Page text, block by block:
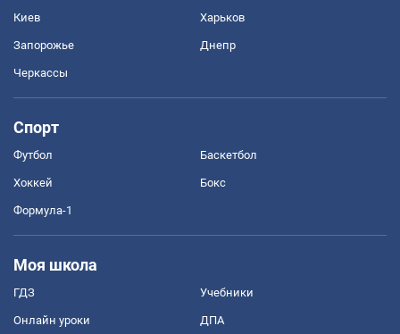
Киев Харьков
Запорожье Днепр
Черкассы
Спорт
Футбол Баскетбол
Хоккей Бокс
Формула-1
Моя школа
ГДЗ Учебники
Онлайн уроки ДПА